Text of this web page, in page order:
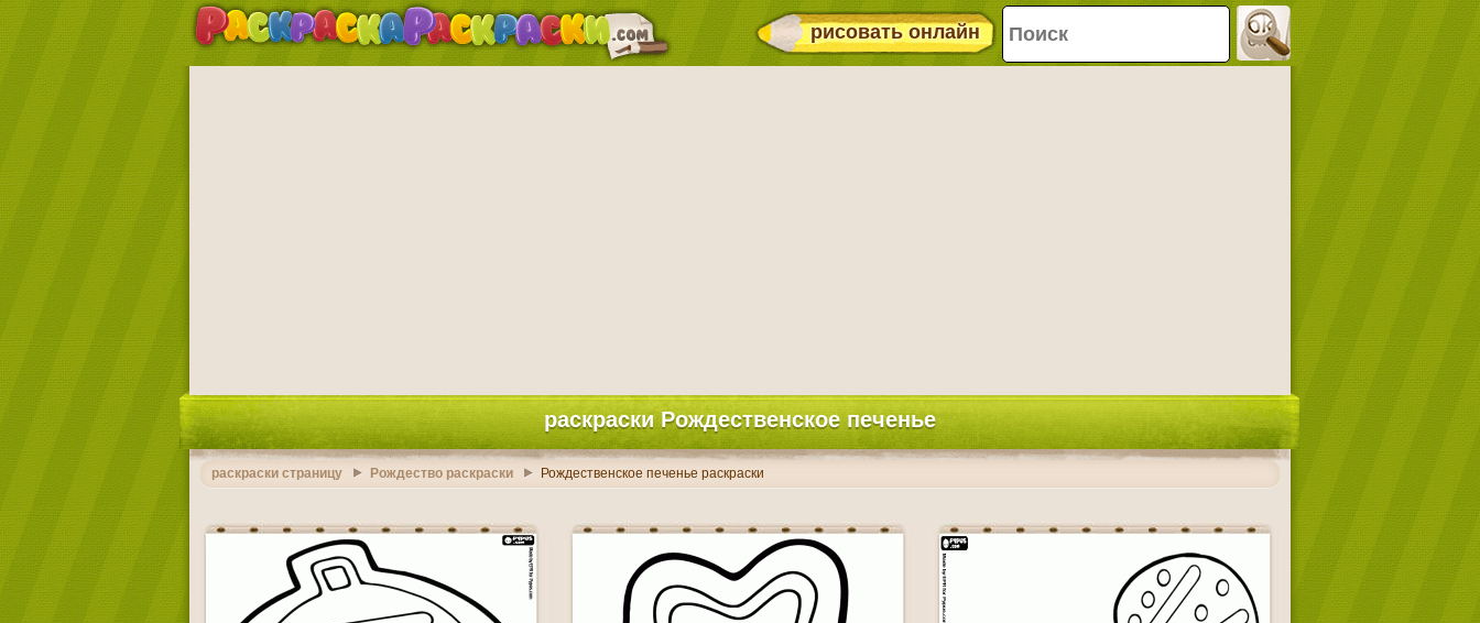
рисовать онлайн
раскраски Рождественское печенье
раскраски страницу Рождество раскраски Рождественское печенье раскраски